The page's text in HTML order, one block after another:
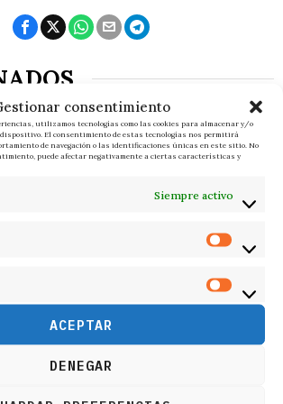
consentimiento
utilizamos tecnologías como las cookies para almacenar y/o
El consentimiento de estas tecnologías nos permitirá
de navegación o las identificaciones únicas en este sitio. No
puede afectar negativamente a ciertas características y
Siempre activo
ACEPTAR
DENEGAR